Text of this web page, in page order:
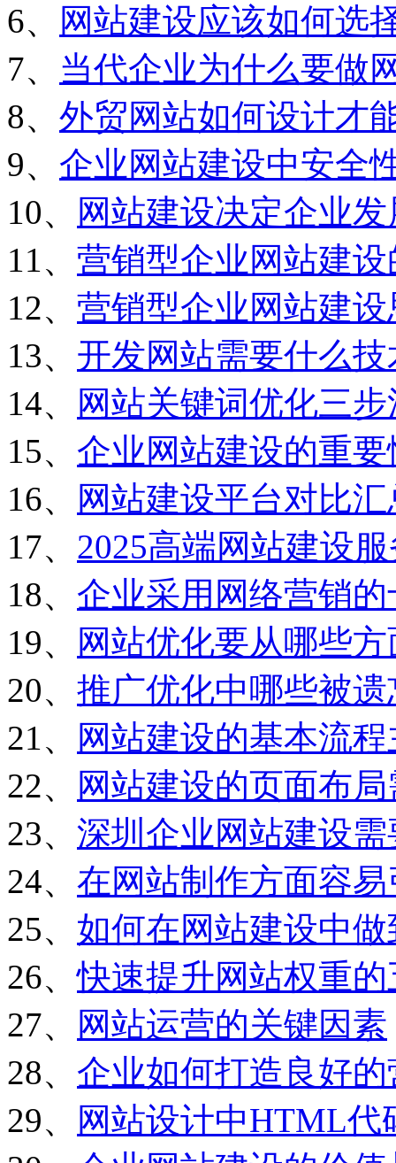
6、
网站建设应该如何选
7、 当代企业为什么要做
8、 外贸网站如何设计才
9、 企业网站建设中安全
10、
网站建设决定企业
11、 营销型企业网站建
12、 营销型企业网站建设
13、 开发网站需要什么技
14、
网站关键词优化三步
15、 企业网站建设的重要
16、
网站建设平台对比汇
17、 2025高端网站建设
18、 企业采用网络营销
19、
网站优化要从哪些
20、 推广优化中哪些被
21、
网站建设的基本流
22、
网站建设的页面布
23、 深圳企业网站建设
24、 在网站制作方面容
25、 如何在网站建设中
26、快速提升网站权重
27、
网站运营的关键因素
28、 企业如何打造良好
29、
网站设计中HTML代